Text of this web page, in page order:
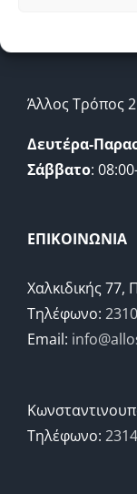
:
Άλλος Τρόπος 2
Δευτέρα-
Σάββατο:
ΕΠΙΚΟΙΝΩΝΙΑ
Χαλκιδικής 77,
Τηλέφωνο:
Email:
Τηλέφωνο: